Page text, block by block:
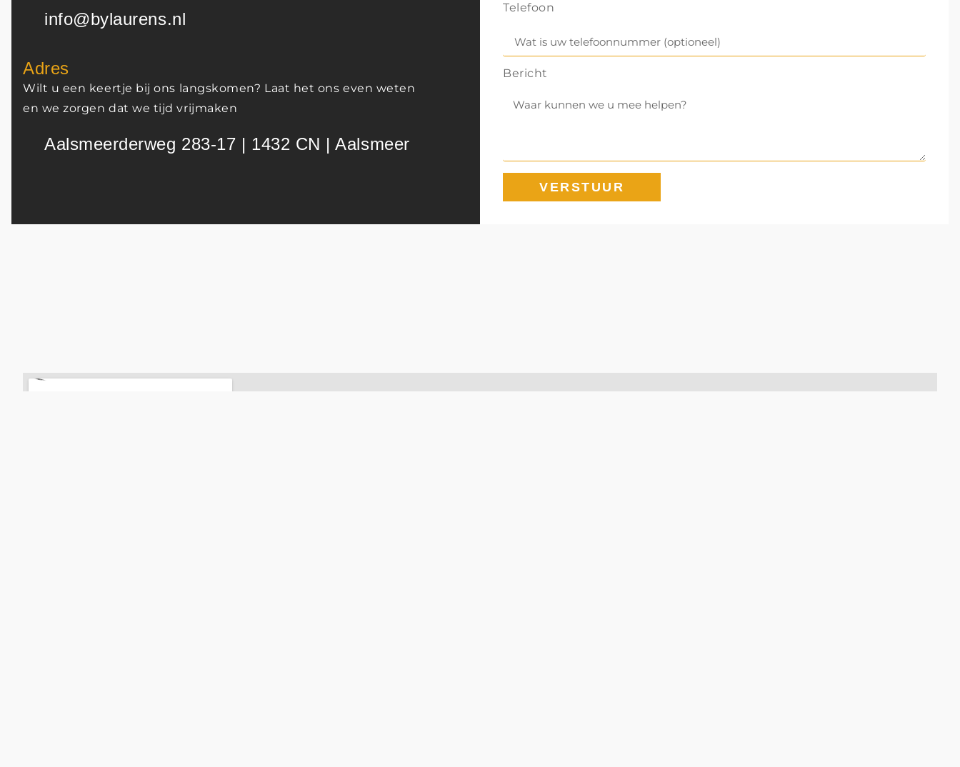
info@bylaurens.nl
Adres
Wilt u een keertje bij ons langskomen? Laat het ons even weten
en we zorgen dat we tijd vrijmaken
Aalsmeerderweg 283-17 | 1432 CN | Aalsmeer
Telefoon
Bericht
VERSTUUR